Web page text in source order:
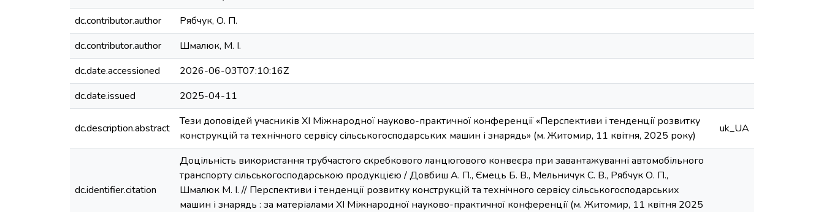
dc.contributor.author
Рябчук, О. П.
dc.contributor.author
Шмалюк, М. І.
dc.date.accessioned
2026-06-03T07:10:16Z
dc.date.issued
2025-04-11
dc.description.abstract
Тези доповідей учасників XI Міжнародної науково-практичної конференції «Перспективи і тенденції розвитку
конструкцій та технічного сервісу сільськогосподарських машин і знарядь» (м. Житомир, 11 квітня, 2025 року)
uk_UA
dc.identifier.citation
Доцільність використання трубчастого скребкового ланцюгового конвеєра при завантажуванні автомобільного
транспорту сільськогосподарською продукцією / Довбиш А. П., Ємець Б. В., Мельничук С. В., Рябчук О. П.,
Шмалюк М. І. // Перспективи і тенденції розвитку конструкцій та технічного сервісу сільськогосподарських
машин і знарядь : за матеріалами XI Міжнародної науково-практичної конференції (м. Житомир, 11 квітня 2025